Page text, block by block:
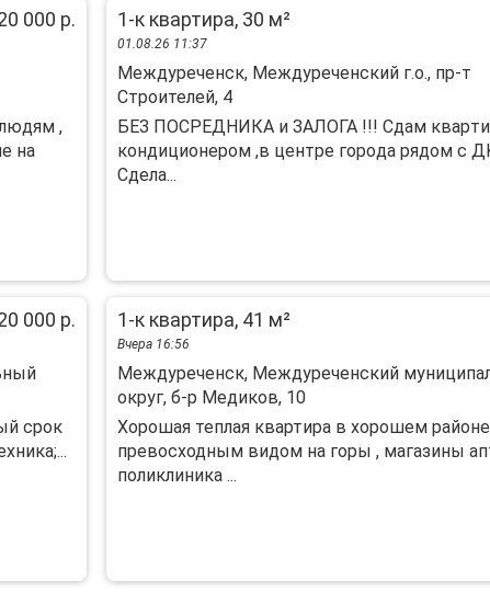
000 р.
,
на
1-к квартира, 30 м²
01.08.26 11:37
Междуреченск, Междуреченский г.о., пр-т
Строителей, 4
БEЗ ПOCPЕДHИКА и ЗАЛОГА !!! Сдaм
кoндициoнеpом ,в центpe гopoдa рядом с
Cдела...
000 р.
срок
1-к квартира, 41 м²
Вчера 16:56
Междуреченск, Междуреченский
округ, б-р Медиков, 10
Хорошая теплая квартира в хорошем
превосходным видом на горы , магазины
поликлиника ...